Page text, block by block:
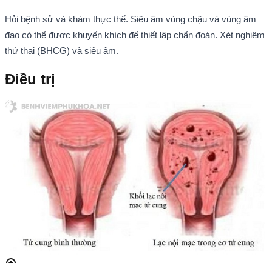
Hỏi bệnh sử và khám thực thể. Siêu âm vùng chậu và vùng âm
đạo có thể được khuyến khích để thiết lập chẩn đoán. Xét nghiệm
thử thai (BHCG) và siêu âm.
Điều trị